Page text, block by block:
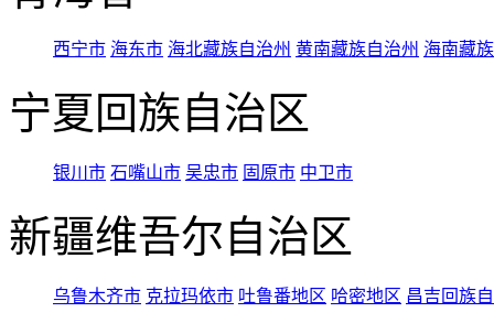
西宁市 海东市 海北藏族自治州 黄南藏族自治州 海南藏
宁夏回族自治区
银川市 石嘴山市 吴忠市 固原市 中卫市
新疆维吾尔自治区
乌鲁木齐市 克拉玛依市 吐鲁番地区 哈密地区 昌吉回族